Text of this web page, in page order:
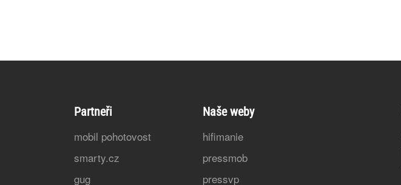
Partneři
mobil pohotovost
smarty.cz
gug
Naše weby
hifimanie
pressmob
pressvp